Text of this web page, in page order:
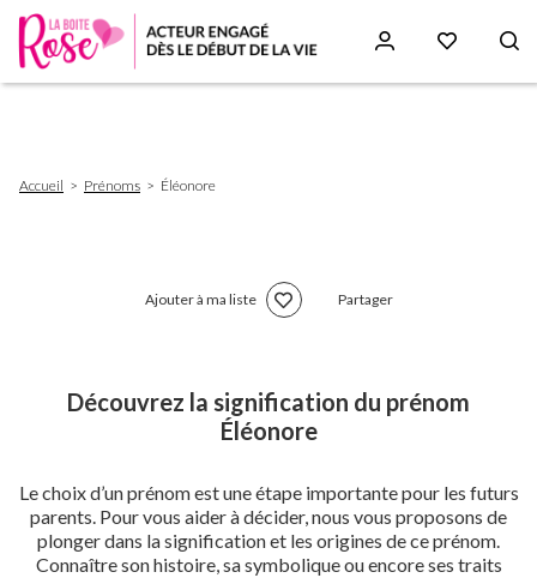
d'Ariane
Accueil Prénoms Éléonore
Ajouter à ma liste Partager
Découvrez la signification du prénom
Éléonore
Le choix d’un prénom est une étape importante pour les futurs
parents. Pour vous aider à décider, nous vous proposons de
plonger dans la signification et les origines de ce prénom.
Connaître son histoire, sa symbolique ou encore ses traits